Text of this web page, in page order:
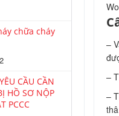
chữa cháy
CẦU CẦN
HỒ SƠ NỘP
PCCC
–
–
–